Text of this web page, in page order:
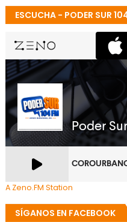
ESCUCHA - PODER SUR
A Zeno.FM Station
SÍGANOS EN FACEBOOK